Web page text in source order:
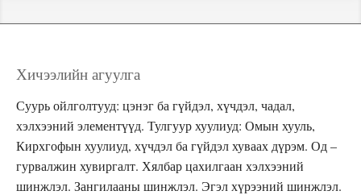
Хичээлийн агуулга
Суурь ойлголтууд: цэнэг ба гүйдэл, хүчдэл, чадал,
хэлхээний элементүүд. Тулгуур хуулиуд: Омын хууль,
Кирхгофын хуулиуд, хүчдэл ба гүйдэл хуваах дүрэм. Од –
гурвалжин хувиргалт. Хялбар цахилгаан хэлхээний
шинжлэл. Зангилааны шинжлэл. Эгэл хүрээний шинжлэл.